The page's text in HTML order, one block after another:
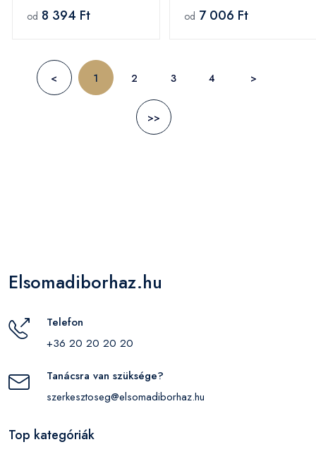
od 8 394 Ft od 7 006 Ft
< 1 2 3 4 >
>>
Elsomadiborhaz.hu
Telefon
+36 20 20 20 20
Tanácsra van szüksége?
szerkesztoseg@elsomadiborhaz.hu
Top kategóriák